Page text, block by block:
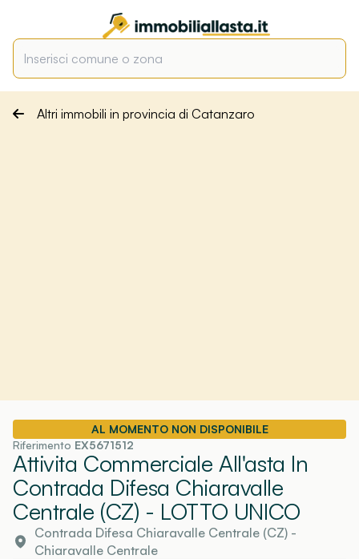
Altri immobili in provincia di Catanzaro
AL MOMENTO NON DISPONIBILE
Riferimento EX5671512
Attivita Commerciale All'asta In
Contrada Difesa Chiaravalle
Centrale (CZ) - LOTTO UNICO
Contrada Difesa Chiaravalle Centrale (CZ) -
Chiaravalle Centrale